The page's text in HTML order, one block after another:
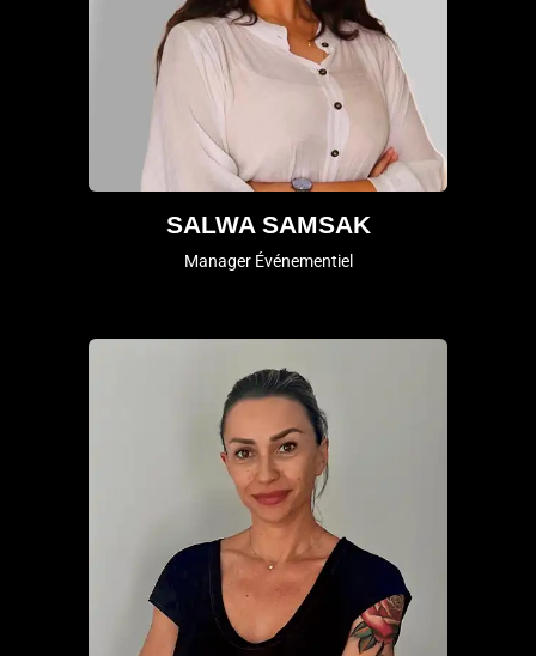
SALWA SAMSAK
Manager Événementiel